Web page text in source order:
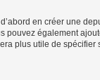
en créer une
pouvez également
plus utile de